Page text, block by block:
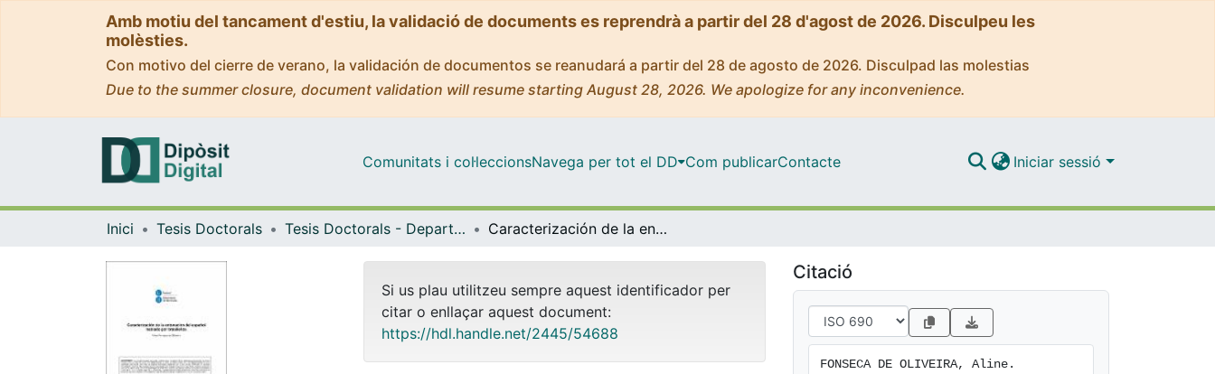
Amb motiu del tancament d'estiu, la validació de documents es reprendrà a partir del 28 d'agost de 2026. Disculpeu les
molèsties.
Con motivo del cierre de verano, la validación de documentos se reanudará a partir del 28 de agosto de 2026. Disculpad las molestias
Due to the summer closure, document validation will resume starting August 28, 2026. We apologize for any inconvenience.
Comunitats i col·leccionsNavega per tot el DD Com publicarContacte Iniciar sessió
Inici Tesis Doctorals Tesis Doctorals - Departament - Didàctica de la Llengua i la Literatura Caracterización de la entonación del español hablado por brasileños
Si us plau utilitzeu sempre aquest identificador per
citar o enllaçar aquest document:
https://hdl.handle.net/2445/54688
Citació